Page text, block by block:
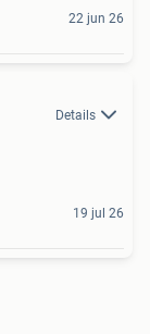
22 jun 26
Details
19 jul 26